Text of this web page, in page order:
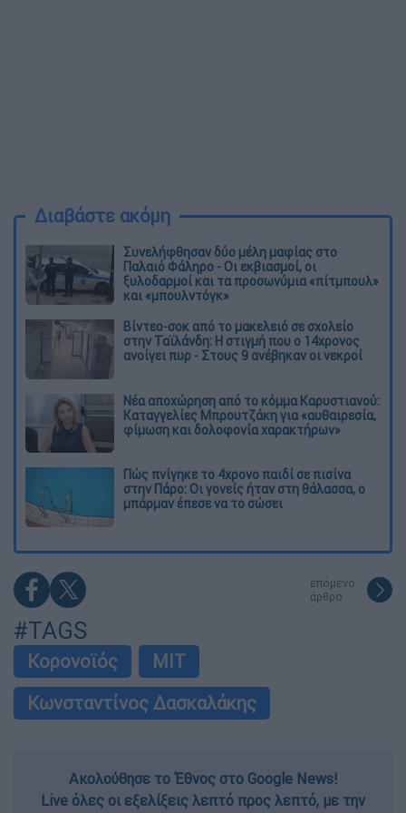
Διαβάστε ακόμη
Συνελήφθησαν δύο μέλη μαφίας στο
Παλαιό Φάληρο - Οι εκβιασμοί, οι
ξυλοδαρμοί και τα προσωνύμια «πίτμπουλ»
και «μπουλντόγκ»
Βίντεο-σοκ από το μακελειό σε σχολείο
στην Ταϊλάνδη: Η στιγμή που ο 14χρονος
ανοίγει πυρ - Στους 9 ανέβηκαν οι νεκροί
Νέα αποχώρηση από το κόμμα Καρυστιανού:
Καταγγελίες Μπρουτζάκη για «αυθαιρεσία,
φίμωση και δολοφονία χαρακτήρων»
Πώς πνίγηκε το 4χρονο παιδί σε πισίνα
στην Πάρο: Οι γονείς ήταν στη θάλασσα, ο
μπάρμαν έπεσε να το σώσει
επόμενο
άρθρο
#TAGS
Κορονοϊός
ΜΙΤ
Κωνσταντίνος Δασκαλάκης
Ακολούθησε το Έθνος στο Google News!
Live όλες οι εξελίξεις λεπτό προς λεπτό, με την